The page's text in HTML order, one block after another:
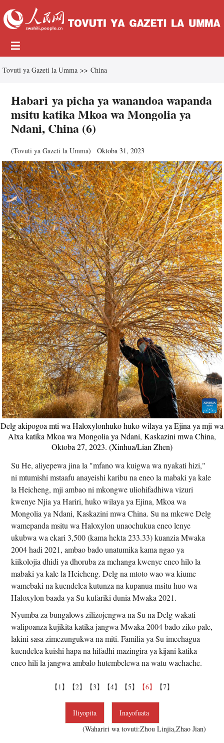
Tovuti ya Gazeti la Umma >> China
Habari ya picha ya wanandoa wapanda
msitu katika Mkoa wa Mongolia ya
Ndani, China (6)
(Tovuti ya Gazeti la Umma) Oktoba 31, 2023
Delg akipogoa mti wa Haloxylonhuko huko wilaya ya Ejina ya mji wa
Alxa katika Mkoa wa Mongolia ya Ndani, Kaskazini mwa China,
Oktoba 27, 2023. (Xinhua/Lian Zhen)
Su He, aliyepewa jina la "mfano wa kuigwa wa nyakati hizi,"
ni mtumishi mstaafu anayeishi karibu na eneo la mabaki ya kale
la Heicheng, mji ambao ni mkongwe uliohifadhiwa vizuri
kwenye Njia ya Hariri, huko wilaya ya Ejina, Mkoa wa
Mongolia ya Ndani, Kaskazini mwa China. Su na mkewe Delg
wamepanda msitu wa Haloxylon unaochukua eneo lenye
ukubwa wa ekari 3,500 (kama hekta 233.33) kuanzia Mwaka
2004 hadi 2021, ambao bado unatumika kama ngao ya
kiikolojia dhidi ya dhoruba za mchanga kwenye eneo hilo la
mabaki ya kale la Heicheng. Delg na mtoto wao wa kiume
wamebaki na kuendelea kutunza na kupanua msitu huo wa
Haloxylon baada ya Su kufariki dunia Mwaka 2021.
Nyumba za bungalows zilizojengwa na Su na Delg wakati
walipoanza kujikita katika jangwa Mwaka 2004 bado ziko pale,
lakini sasa zimezungukwa na miti. Familia ya Su imechagua
kuendelea kuishi hapa na hifadhi mazingira ya kijani katika
eneo hili la jangwa ambalo hutembelewa na watu wachache.
【1】 【2】 【3】 【4】 【5】 【6】 【7】
Iliyopita
Inayofuata
(Wahariri wa tovuti:Zhou Linjia,Zhao Jian)